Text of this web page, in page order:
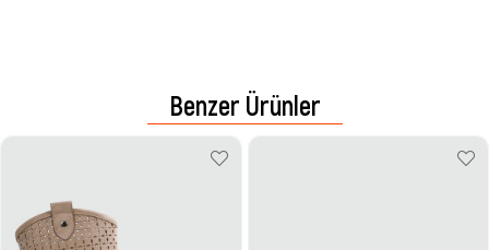
Benzer Ürünler